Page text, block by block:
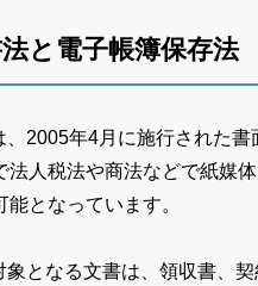
と電子帳簿保存法
、2005年4月に施行された
法人税法や商法などで紙媒
となっています。
象となる文書は、領収書、